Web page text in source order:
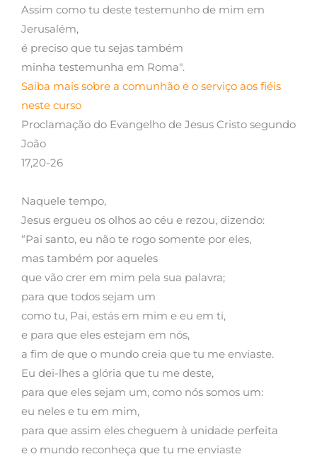
Assim como tu deste testemunho de mim em
Jerusalém,
é preciso que tu sejas também
minha testemunha em Roma".
Saiba mais sobre a comunhão e o serviço aos fiéis
neste curso
Proclamação do Evangelho de Jesus Cristo segundo
João
17,20-26
Naquele tempo,
Jesus ergueu os olhos ao céu e rezou, dizendo:
“Pai santo, eu não te rogo somente por eles,
mas também por aqueles
que vão crer em mim pela sua palavra;
para que todos sejam um
como tu, Pai, estás em mim e eu em ti,
e para que eles estejam em nós,
a fim de que o mundo creia que tu me enviaste.
Eu dei-lhes a glória que tu me deste,
para que eles sejam um, como nós somos um:
eu neles e tu em mim,
para que assim eles cheguem à unidade perfeita
e o mundo reconheça que tu me enviaste